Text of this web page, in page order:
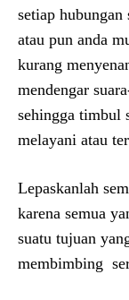
setiap hubungan
atau pun anda
kurang
mendengar
sehingga timbul
melayani atau
Lepaskanlah
karena semua
suatu tujuan
membimbing